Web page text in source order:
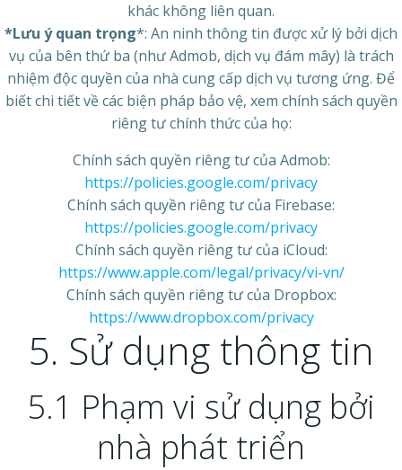
khác không liên quan.
*Lưu ý quan trọng*: An ninh thông tin được xử lý bởi dịch
vụ của bên thứ ba (như Admob, dịch vụ đám mây) là trách
nhiệm độc quyền của nhà cung cấp dịch vụ tương ứng. Để
biết chi tiết về các biện pháp bảo vệ, xem chính sách quyền
riêng tư chính thức của họ:
Chính sách quyền riêng tư của Admob:
https://policies.google.com/privacy
Chính sách quyền riêng tư của Firebase:
https://policies.google.com/privacy
Chính sách quyền riêng tư của iCloud:
https://www.apple.com/legal/privacy/vi-vn/
Chính sách quyền riêng tư của Dropbox:
https://www.dropbox.com/privacy
5. Sử dụng thông tin
5.1 Phạm vi sử dụng bởi
nhà phát triển